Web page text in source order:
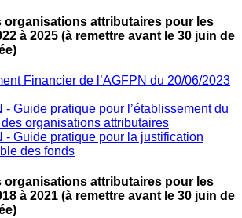
organisations attributaires pour les
à 2025 (à remettre avant le 30 juin de
Financier de l’AGFPN du 20/06/2023
‐ Guide pratique pour l’établissement du
organisations attributaires
‐ Guide pratique pour la justification
des fonds
organisations attributaires pour les
à 2021 (à remettre avant le 30 juin de